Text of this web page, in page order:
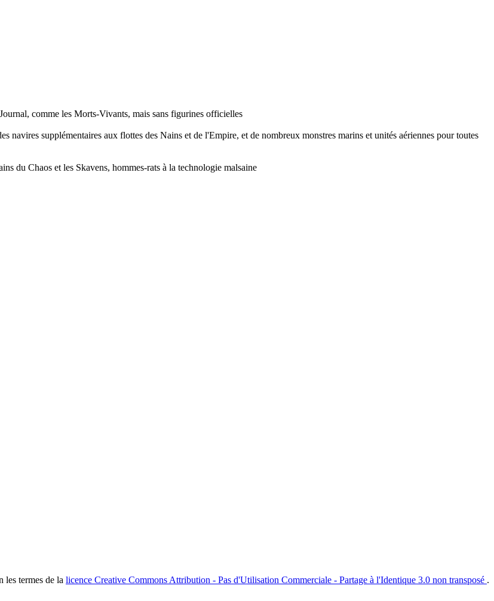
comme les Morts-Vivants, mais sans figurines officielles
supplémentaires aux flottes des Nains et de l'Empire, et de nombreux monstres marins et unités aériennes pour toutes
du Chaos et les Skavens, hommes-rats à la technologie malsaine
les termes de la licence Creative Commons Attribution - Pas d'Utilisation Commerciale - Partage à l'Identique 3.0 non transposé .